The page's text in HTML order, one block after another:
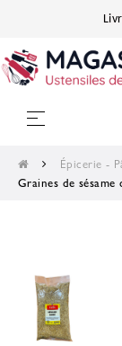
Basculer la
☰
Épicerie -
Graines de sésame